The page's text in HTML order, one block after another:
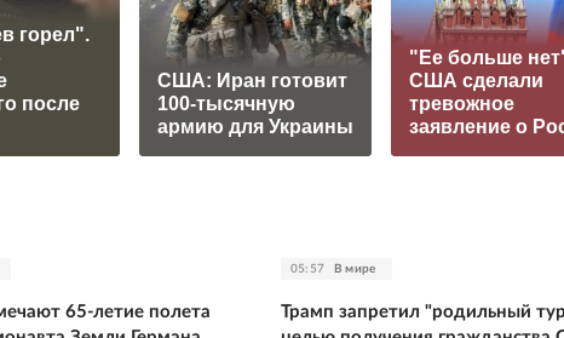
горел".
после
США: Иран готовит
100-тысячную
армию для Украины
"Ее больше
США сделали
тревожное
заявление о
65-летие полета
05:57 В мире
Трамп запретил "родильный